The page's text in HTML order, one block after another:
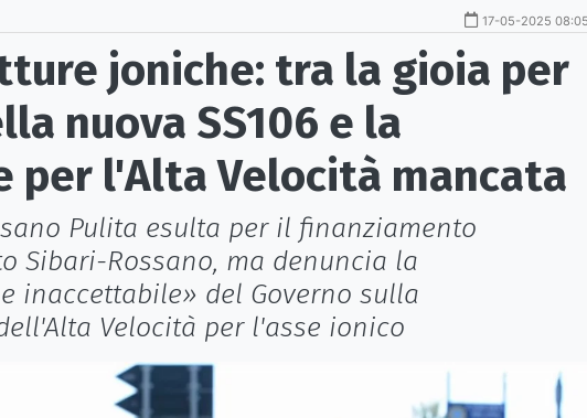
17-05-2025 08:05
joniche: tra la gioia per
nuova SS106 e la
per l'Alta Velocità mancata
Pulita esulta per il finanziamento
Sibari-Rossano, ma denuncia la
inaccettabile» del Governo sulla
Velocità per l'asse ionico